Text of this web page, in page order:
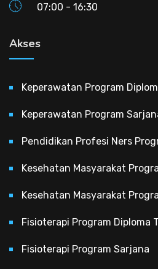
07:00 - 16:30
Akses
Keperawatan Program
Keperawatan Program
Pendidikan Profesi Ners
Kesehatan Masyarakat
Kesehatan Masyarakat
Fisioterapi Program Diploma
Fisioterapi Program Sarjana